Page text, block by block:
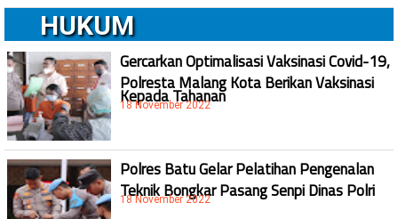
HUKUM
Gercarkan Optimalisasi Vaksinasi Covid-19,
Polresta Malang Kota Berikan Vaksinasi
Kepada Tahanan
18 November 2022
Polres Batu Gelar Pelatihan Pengenalan
Teknik Bongkar Pasang Senpi Dinas Polri
18 November 2022